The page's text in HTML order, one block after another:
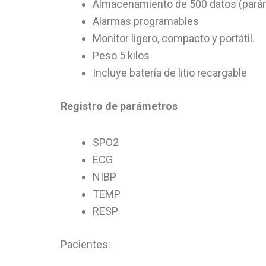
Almacenamiento de 500 datos
Alarmas programables
Monitor ligero, compacto y portátil.
Peso 5 kilos
Incluye batería de litio recargable
Registro de parámetros
SPO2
ECG
NIBP
TEMP
RESP
Pacientes: